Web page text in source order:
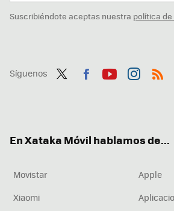
Suscribiéndote aceptas nuestra política
Síguenos
En Xataka Móvil hablamos de...
Movistar
Apple
Xiaomi